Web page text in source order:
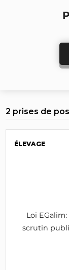
2 prises de
ÉLEVAGE
Loi
scrutin